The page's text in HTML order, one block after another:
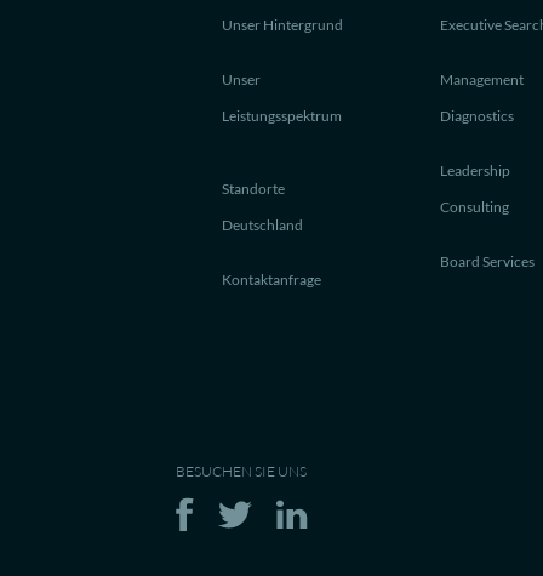
Unser Hintergrund
Unser
Leistungsspektrum
Standorte
Deutschland
Kontaktanfrage
Executive
Management
Diagnostics
Leadership
Consulting
Board Services
BESUCHEN SIE UNS